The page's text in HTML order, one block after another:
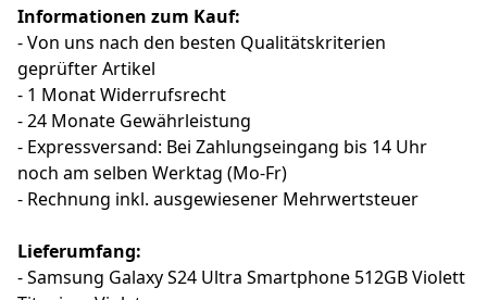
Informationen zum Kauf:
- Von uns nach den besten Qualitätskriterien
geprüfter Artikel
- 1 Monat Widerrufsrecht
- 24 Monate Gewährleistung
- Expressversand: Bei Zahlungseingang bis 14 Uhr
noch am selben Werktag (Mo-Fr)
- Rechnung inkl. ausgewiesener Mehrwertsteuer
Lieferumfang:
- Samsung Galaxy S24 Ultra Smartphone 512GB Violett